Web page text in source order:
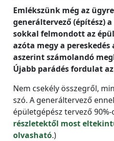
Emlékszünk még az
generáltervező (építész)
sokkal felmondott az
azóta megy a
aszerint számolandó
Újabb parádés fordulat
Nem csekély összegről,
szó. A generáltervező
épületgépész tervező
részletektől most
olvasható.)